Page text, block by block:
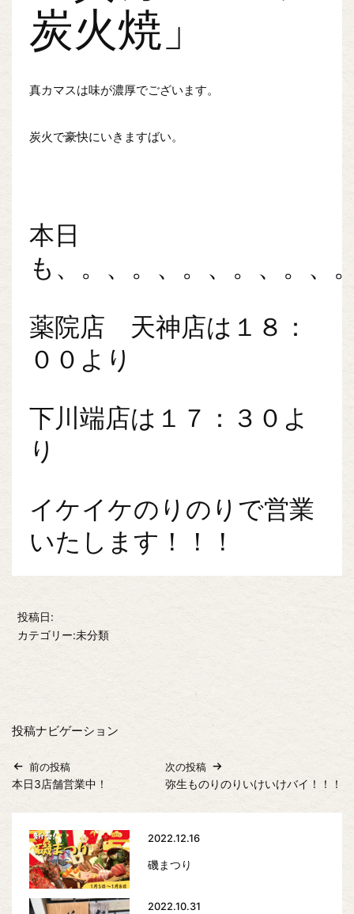
炭火焼」
真カマスは味が濃厚でございます。
炭火で豪快にいきますばい。
本日
も、。、。、。、。、。、
薬院店 天神店は１８：
００より
下川端店は１７：３０よ
り
イケイケのりのりで営業
いたします！！！
投稿日:
カテゴリー:未分類
投稿ナビゲーション
前の投稿
本日3店舗営業中！
次の投稿
弥生ものりのりいけいけバイ！！！
2022.12.16
磯まつり
2022.10.31